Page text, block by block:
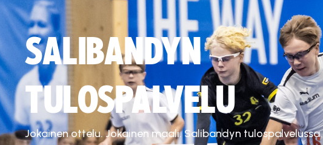
SALIBANDYN
TULOSPALVELU
Jokainen ottelu. Jokainen maali. Salibandyn tulospalvelussa.